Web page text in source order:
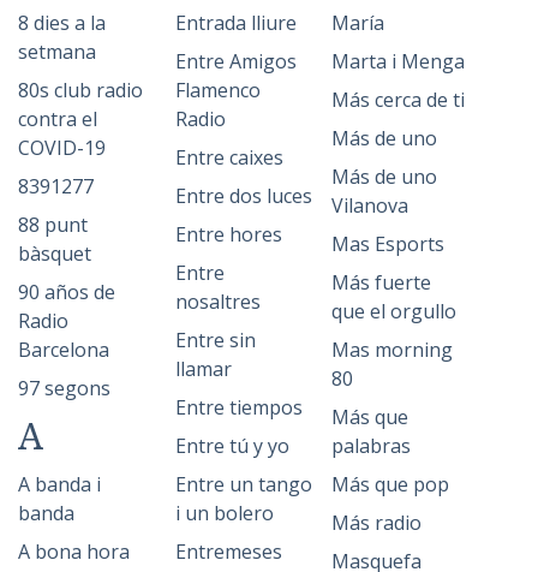
8 dies a la
setmana
80s club radio
contra el
COVID-19
8391277
88 punt
bàsquet
90 años de
Radio
Barcelona
97 segons
A
A banda i
banda
A bona hora
Entrada lliure
Entre Amigos
Flamenco
Radio
Entre caixes
Entre dos luces
Entre hores
Entre
nosaltres
Entre sin
llamar
Entre tiempos
Entre tú y yo
Entre un tango
i un bolero
Entremeses
María
Marta i Menga
Más cerca de ti
Más de uno
Más de uno
Vilanova
Mas Esports
Más fuerte
que el orgullo
Mas morning
80
Más que
palabras
Más que pop
Más radio
Masquefa